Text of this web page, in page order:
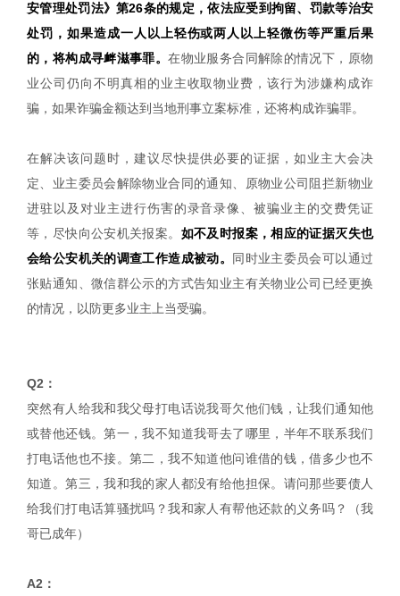
安管理处罚法》第26条的规定，依法应受到拘留、罚款等治安
处罚，如果造成一人以上轻伤或两人以上轻微伤等严重后果
的，将构成寻衅滋事罪。在物业服务合同解除的情况下，原物
业公司仍向不明真相的业主收取物业费，该行为涉嫌构成诈
骗，如果诈骗金额达到当地刑事立案标准，还将构成诈骗罪。
在解决该问题时，建议尽快提供必要的证据，如业主大会决
定、业主委员会解除物业合同的通知、原物业公司阻拦新物业
进驻以及对业主进行伤害的录音录像、被骗业主的交费凭证
等，尽快向公安机关报案。 如不及时报案，相应的证据灭失也
会给公安机关的调查工作造成被动。
同时业主委员会可以通过
张贴通知、微信群公示的方式告知业主有关物业公司已经更换
的情况，以防更多业主上当受骗。
Q2：
突然有人给我和我父母打电话说我哥欠他们钱，让我们通知他
或替他还钱。第一，我不知道我哥去了哪里，半年不联系我们
打电话他也不接。第二，我不知道他问谁借的钱，借多少也不
知道。第三，我和我的家人都没有给他担保。请问那些要债人
给我们打电话算骚扰吗？我和家人有帮他还款的义务吗？（我
哥已成年）
A2：